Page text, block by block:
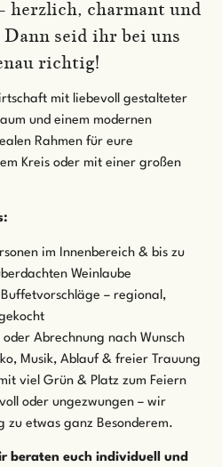
herzlich, charmant und
seid ihr bei uns
richtig!
mit liebevoll gestalteter
und einem modernen
Rahmen für eure
Kreis oder mit einer großen
im Innenbereich & bis zu
Weinlaube
– regional,
Abrechnung nach Wunsch
Musik, Ablauf & freier Trauung
viel Grün & Platz zum Feiern
oder ungezwungen – wir
zu etwas ganz Besonderem.
beraten euch individuell und